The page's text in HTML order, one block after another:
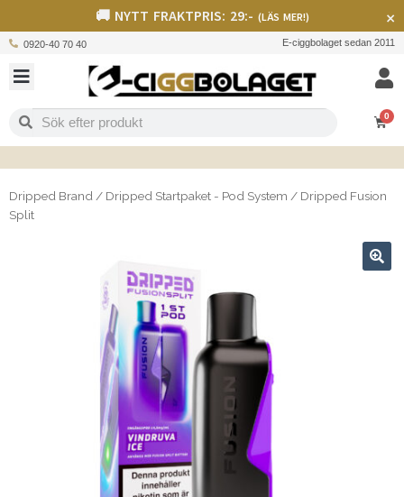
🚚 NYTT FRAKTPRIS: 29:- (LÄS MER!) ×
0920-40 70 40 E-ciggbolaget sedan 2011
0
Dripped Brand / Dripped Startpaket - Pod System / Dripped Fusion
Split